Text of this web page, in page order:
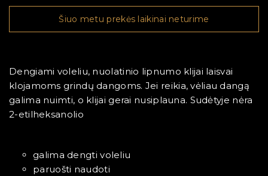
Šiuo metu prekės laikinai neturime
Dengiami voleliu, nuolatinio lipnumo klijai laisvai
klojamoms grindų dangoms. Jei reikia, vėliau dangą
galima nuimti, o klijai gerai nusiplauna. Sudėtyje nėra
2-etilheksanolio
galima dengti voleliu
paruošti naudoti